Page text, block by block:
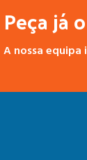
Peça já
A nossa